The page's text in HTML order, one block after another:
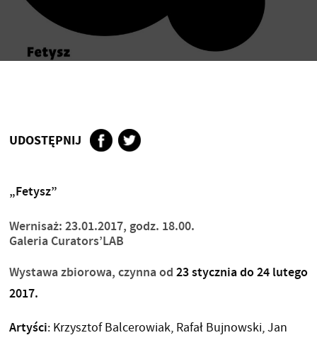
UDOSTĘPNIJ
„Fetysz”
Wernisaż: 23.01.2017, godz. 18.00.
Galeria Curators’LAB
Wystawa zbiorowa, czynna od 23 stycznia do 24 lutego
2017.
Artyści: Krzysztof Balcerowiak, Rafał Bujnowski, Jan